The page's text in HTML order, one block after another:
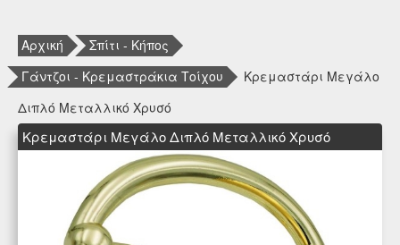
Αρχική
Σπίτι - Κήπος
Γάντζοι - Κρεμαστράκια Τοίχου
Κρεμαστάρι Μεγάλο
Διπλό Μεταλλικό Χρυσό
Κρεμαστάρι Μεγάλο Διπλό Μεταλλικό Χρυσό